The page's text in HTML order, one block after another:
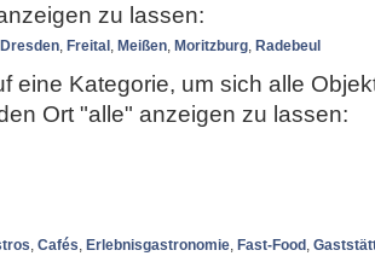
zu lassen:
Dresden, Freital , Meißen, Moritzburg, Radebeul
eine Kategorie, um sich alle
Ort "alle" anzeigen zu lassen:
, Cafés, Erlebnisgastronomie, Fast-Food ,